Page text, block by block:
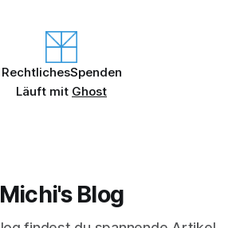
RechtlichesSpenden
Läuft mit Ghost
Michi's Blog